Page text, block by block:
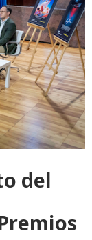
del